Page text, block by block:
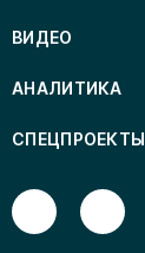
ВИДЕО
АНАЛИТИКА
СПЕЦПРОЕКТЫ